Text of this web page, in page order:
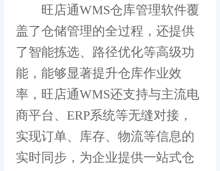
旺店通WMS仓库管理软件覆
盖了仓储管理的全过程，还提供
了智能拣选、路径优化等高级功
能，能够显著提升仓库作业效
率，旺店通WMS还支持与主流电
商平台、ERP系统等无缝对接，
实现订单、库存、物流等信息的
实时同步，为企业提供一站式仓